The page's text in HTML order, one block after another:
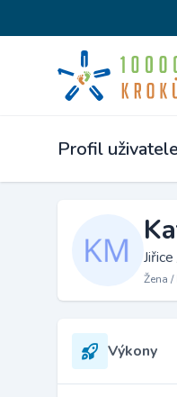
Profil uživatele
Žena
Výkony